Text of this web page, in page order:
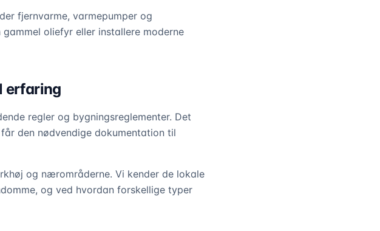
fjernvarme, varmepumper og
oliefyr eller installere moderne
erfaring
regler og bygningsreglementer. Det
den nødvendige dokumentation til
og nærområderne. Vi kender de lokale
og ved hvordan forskellige typer